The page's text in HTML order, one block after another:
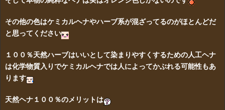
その他の色はケミカルヘナやハーブ系が混ざってるのがほとんどだ
と思ってください
１００％天然ハーブはいいとして染まりやすくするための人工ヘナ
は化学物質入りでケミカルヘナでは人によってかぶれる可能性もあ
ります
天然ヘナ１００％のメリットは